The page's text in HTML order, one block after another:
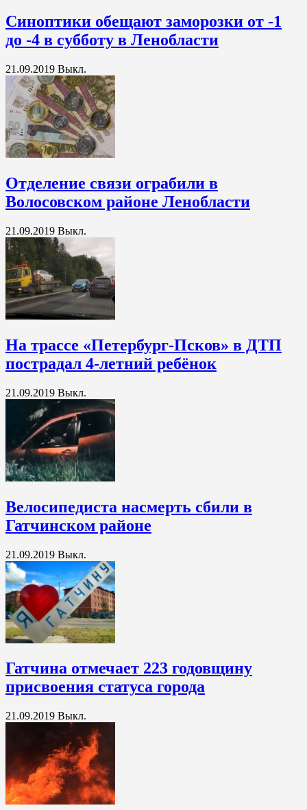
Синоптики обещают заморозки от -1
до -4 в субботу в Ленобласти
21.09.2019 Выкл.
Отделение связи ограбили в
Волосовском районе Ленобласти
21.09.2019 Выкл.
На трассе «Петербург-Псков» в ДТП
пострадал 4-летний ребёнок
21.09.2019 Выкл.
Велосипедиста насмерть сбили в
Гатчинском районе
21.09.2019 Выкл.
Гатчина отмечает 223 годовщину
присвоения статуса города
21.09.2019 Выкл.